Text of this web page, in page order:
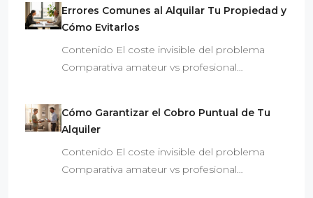
Errores Comunes al Alquilar Tu Propiedad y
Cómo Evitarlos
Contenido El coste invisible del problema
Comparativa amateur vs profesional…
Cómo Garantizar el Cobro Puntual de Tu
Alquiler
Contenido El coste invisible del problema
Comparativa amateur vs profesional…